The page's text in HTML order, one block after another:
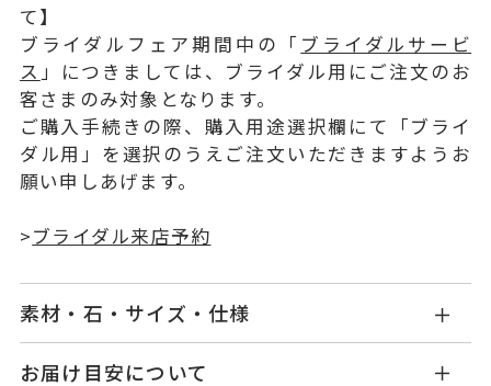
て】
ブライダルフェア期間中の「 ブライダルサービ
ス 」につきましては、ブライダル用にご注文のお
客さまのみ対象となります。
ご購入手続きの際、購入用途選択欄にて「ブライ
ダル用」を選択のうえご注文いただきますようお
願い申しあげます。
>ブライダル来店予約
素材・石・サイズ・仕様
品番
SN1104E002PDMM
お届け目安について